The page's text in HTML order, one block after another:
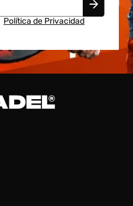
Política de Privacidad